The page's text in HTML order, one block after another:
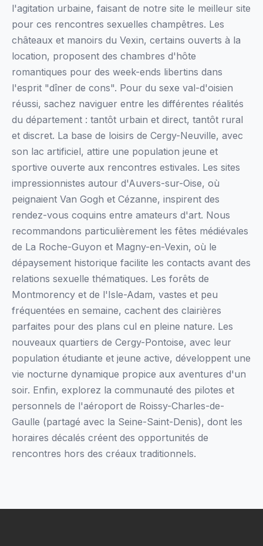
l'agitation urbaine, faisant de notre site le meilleur site
pour ces rencontres sexuelles champêtres. Les
châteaux et manoirs du Vexin, certains ouverts à la
location, proposent des chambres d'hôte
romantiques pour des week-ends libertins dans
l'esprit "dîner de cons". Pour du sexe val-d'oisien
réussi, sachez naviguer entre les différentes réalités
du département : tantôt urbain et direct, tantôt rural
et discret. La base de loisirs de Cergy-Neuville, avec
son lac artificiel, attire une population jeune et
sportive ouverte aux rencontres estivales. Les sites
impressionnistes autour d'Auvers-sur-Oise, où
peignaient Van Gogh et Cézanne, inspirent des
rendez-vous coquins entre amateurs d'art. Nous
recommandons particulièrement les fêtes médiévales
de La Roche-Guyon et Magny-en-Vexin, où le
dépaysement historique facilite les contacts avant des
relations sexuelle thématiques. Les forêts de
Montmorency et de l'Isle-Adam, vastes et peu
fréquentées en semaine, cachent des clairières
parfaites pour des plans cul en pleine nature. Les
nouveaux quartiers de Cergy-Pontoise, avec leur
population étudiante et jeune active, développent une
vie nocturne dynamique propice aux aventures d'un
soir. Enfin, explorez la communauté des pilotes et
personnels de l'aéroport de Roissy-Charles-de-
Gaulle (partagé avec la Seine-Saint-Denis), dont les
horaires décalés créent des opportunités de
rencontres hors des créaux traditionnels.